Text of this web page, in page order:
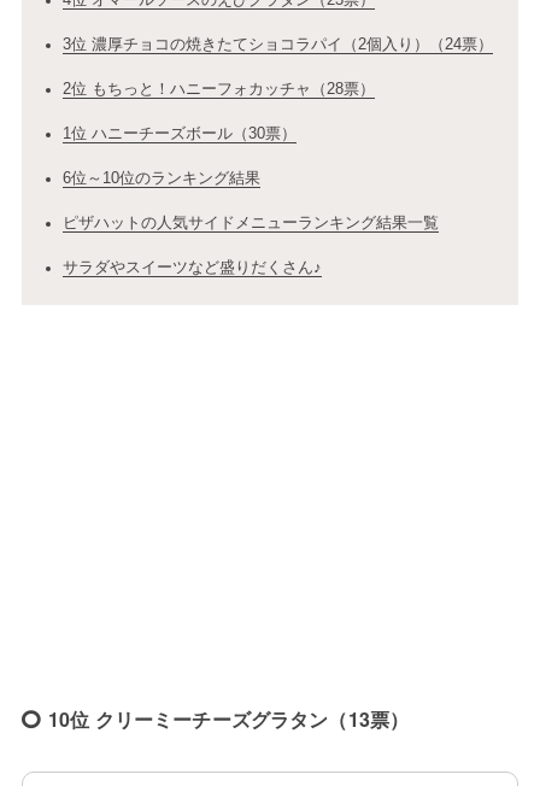
3位 濃厚チョコの焼きたてショコラパイ（2個入り）（24票）
2位 もちっと！ハニーフォカッチャ（28票）
1位 ハニーチーズボール（30票）
6位～10位のランキング結果
ピザハットの人気サイドメニューランキング結果一覧
サラダやスイーツなど盛りだくさん♪
10位 クリーミーチーズグラタン（13票）